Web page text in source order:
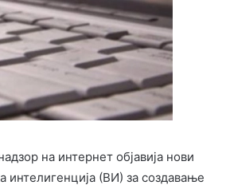
на интернет објавија нови
интелигенција (ВИ) за создавање